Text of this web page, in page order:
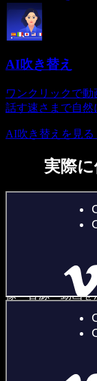
AI吹き替え
ワンクリックで動
話す速さまで自然
AI吹き替えを見る
実際
以下は、
のほんの一
ボイスオーバー
像・音源・動画
学習いらずでブ
は従来の制約を
スタジオを開く